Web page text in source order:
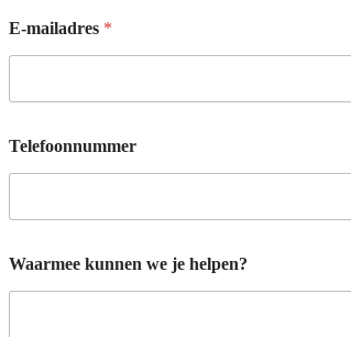
E-mailadres *
Telefoonnummer
Waarmee kunnen we je helpen?